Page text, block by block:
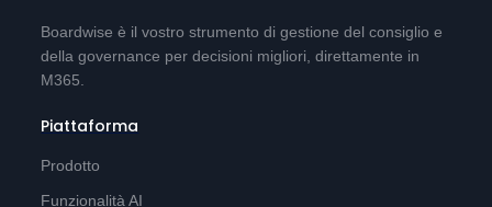
Boardwise è il vostro strumento di gestione del consiglio e
della governance per decisioni migliori, direttamente in
M365.
Piattaforma
Prodotto
Funzionalità AI